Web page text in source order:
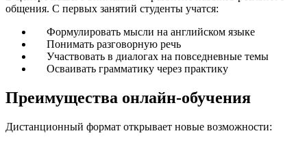
общения. С первых занятий студенты учатся:
Формулировать мысли на английском языке
Понимать разговорную речь
Участвовать в диалогах на повседневные темы
Осваивать грамматику через практику
Преимущества онлайн-обучения
Дистанционный формат открывает новые возможности: